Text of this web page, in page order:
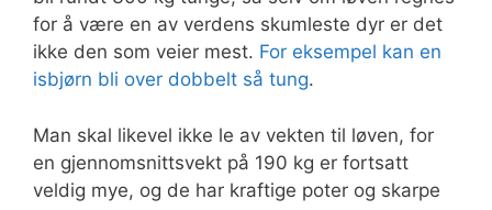
for å være en av verdens skumleste dyr er det
ikke den som veier mest. For eksempel kan en
isbjørn bli over dobbelt så tung.
Man skal likevel ikke le av vekten til løven, for
en gjennomsnittsvekt på 190 kg er fortsatt
veldig mye, og de har kraftige poter og skarpe